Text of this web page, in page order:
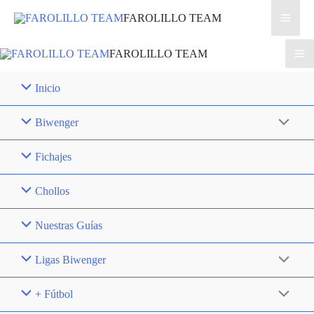
contenido
FAROLILLO TEAM
FAROLILLO TEAM
Inicio
Biwenger
Fichajes
Chollos
Nuestras Guías
Ligas Biwenger
+ Fútbol